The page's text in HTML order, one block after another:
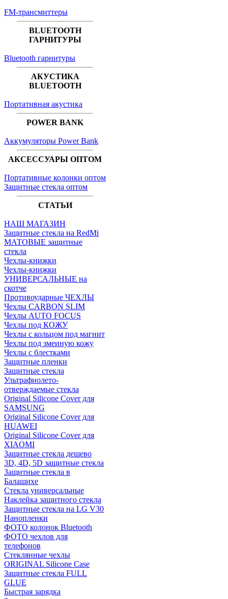
FM-трансмиттеры
BLUETOOTH
ГАРНИТУРЫ
Bluetooth гарнитуры
АКУСТИКА
BLUETOOTH
Портативная акустика
POWER BANK
Аккумуляторы Power Bank
АКСЕССУАРЫ ОПТОМ
Портативные колонки оптом
Защитные стекла оптом
СТАТЬИ
НАШ МАГАЗИН
Защитные стекла на RedMi
МАТОВЫЕ защитные
стекла
Чехлы-книжки
Чехлы-книжки
УНИВЕРСАЛЬНЫЕ на
скотче
Противоударные ЧЕХЛЫ
Чехлы CARBON SLIM
Чехлы AUTO FOCUS
Чехлы под КОЖУ
Чехлы с кольцом под магнит
Чехлы под змеиную кожу
Чехлы с блестками
Защитные пленки
Защитные стекла
Ультрафиолето-
отверждаемые стекла
Original Silicone Cover для
SAMSUNG
Original Silicone Cover для
HUAWEI
Original Silicone Cover для
XIAOMI
Защитные стекла дешево
3D, 4D, 5D защитные стекла
Защитные стекла в
Балашихе
Стекла универсальные
Наклейка защитного стекла
Защитные стекла на LG V30
Нанопленки
ФОТО колонок Bluetooth
ФOTO чехлов для
телефонов
Стеклянные чехлы
ORIGINAL Silicone Case
Защитные стекла FULL
GLUE
Быстрая зарядка